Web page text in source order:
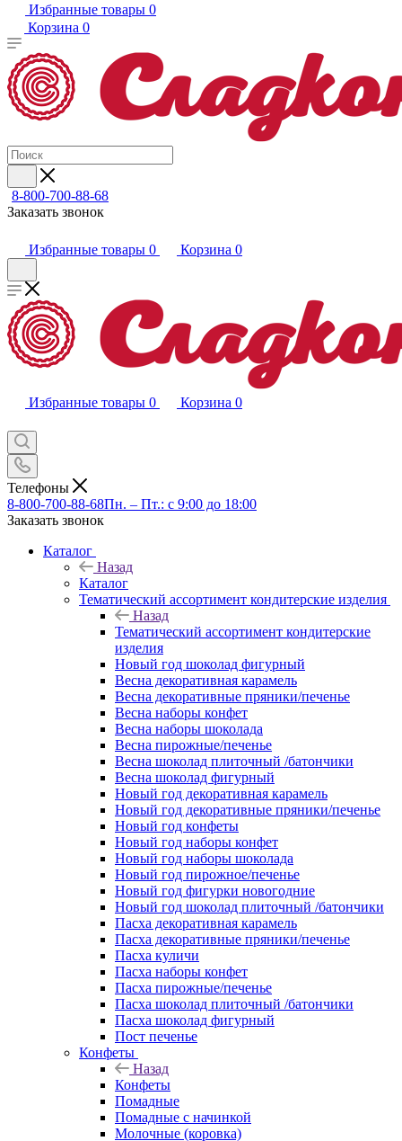
Избранные товары 0
Корзина 0
8-800-700-88-68
Заказать звонок
Избранные товары 0 Корзина 0
Избранные товары 0 Корзина 0
Телефоны
8-800-700-88-68Пн. – Пт.: с 9:00 до 18:00
Заказать звонок
Каталог
Назад
Каталог
Тематический ассортимент кондитерские изделия
Назад
Тематический ассортимент кондитерские
изделия
Новый год шоколад фигурный
Весна декоративная карамель
Весна декоративные пряники/печенье
Весна наборы конфет
Весна наборы шоколада
Весна пирожные/печенье
Весна шоколад плиточный /батончики
Весна шоколад фигурный
Новый год декоративная карамель
Новый год декоративные пряники/печенье
Новый год конфеты
Новый год наборы конфет
Новый год наборы шоколада
Новый год пирожное/печенье
Новый год фигурки новогодние
Новый год шоколад плиточный /батончики
Пасха декоративная карамель
Пасха декоративные пряники/печенье
Пасха куличи
Пасха наборы конфет
Пасха пирожные/печенье
Пасха шоколад плиточный /батончики
Пасха шоколад фигурный
Пост печенье
Конфеты
Назад
Конфеты
Помадные
Помадные с начинкой
Молочные (коровка)